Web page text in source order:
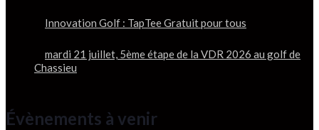
Innovation Golf : TapTee Gratuit pour tous
mardi 21 juillet, 5ème étape de la VDR 2026 au golf de
Chassieu
Évènements à venir